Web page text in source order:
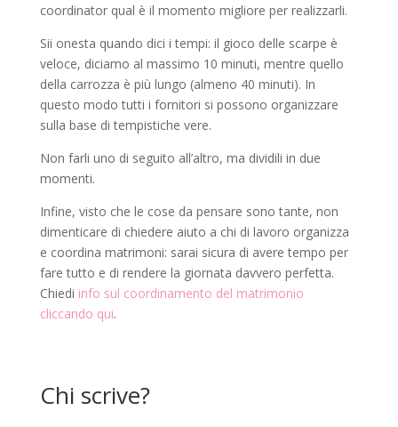
coordinator qual è il momento migliore per realizzarli.
Sii onesta quando dici i tempi: il gioco delle scarpe è
veloce, diciamo al massimo 10 minuti, mentre quello
della carrozza è più lungo (almeno 40 minuti). In
questo modo tutti i fornitori si possono organizzare
sulla base di tempistiche vere.
Non farli uno di seguito all’altro, ma dividili in due
momenti.
Infine, visto che le cose da pensare sono tante, non
dimenticare di chiedere aiuto a chi di lavoro organizza
e coordina matrimoni: sarai sicura di avere tempo per
fare tutto e di rendere la giornata davvero perfetta.
Chiedi info sul coordinamento del matrimonio
cliccando qui.
Chi scrive?